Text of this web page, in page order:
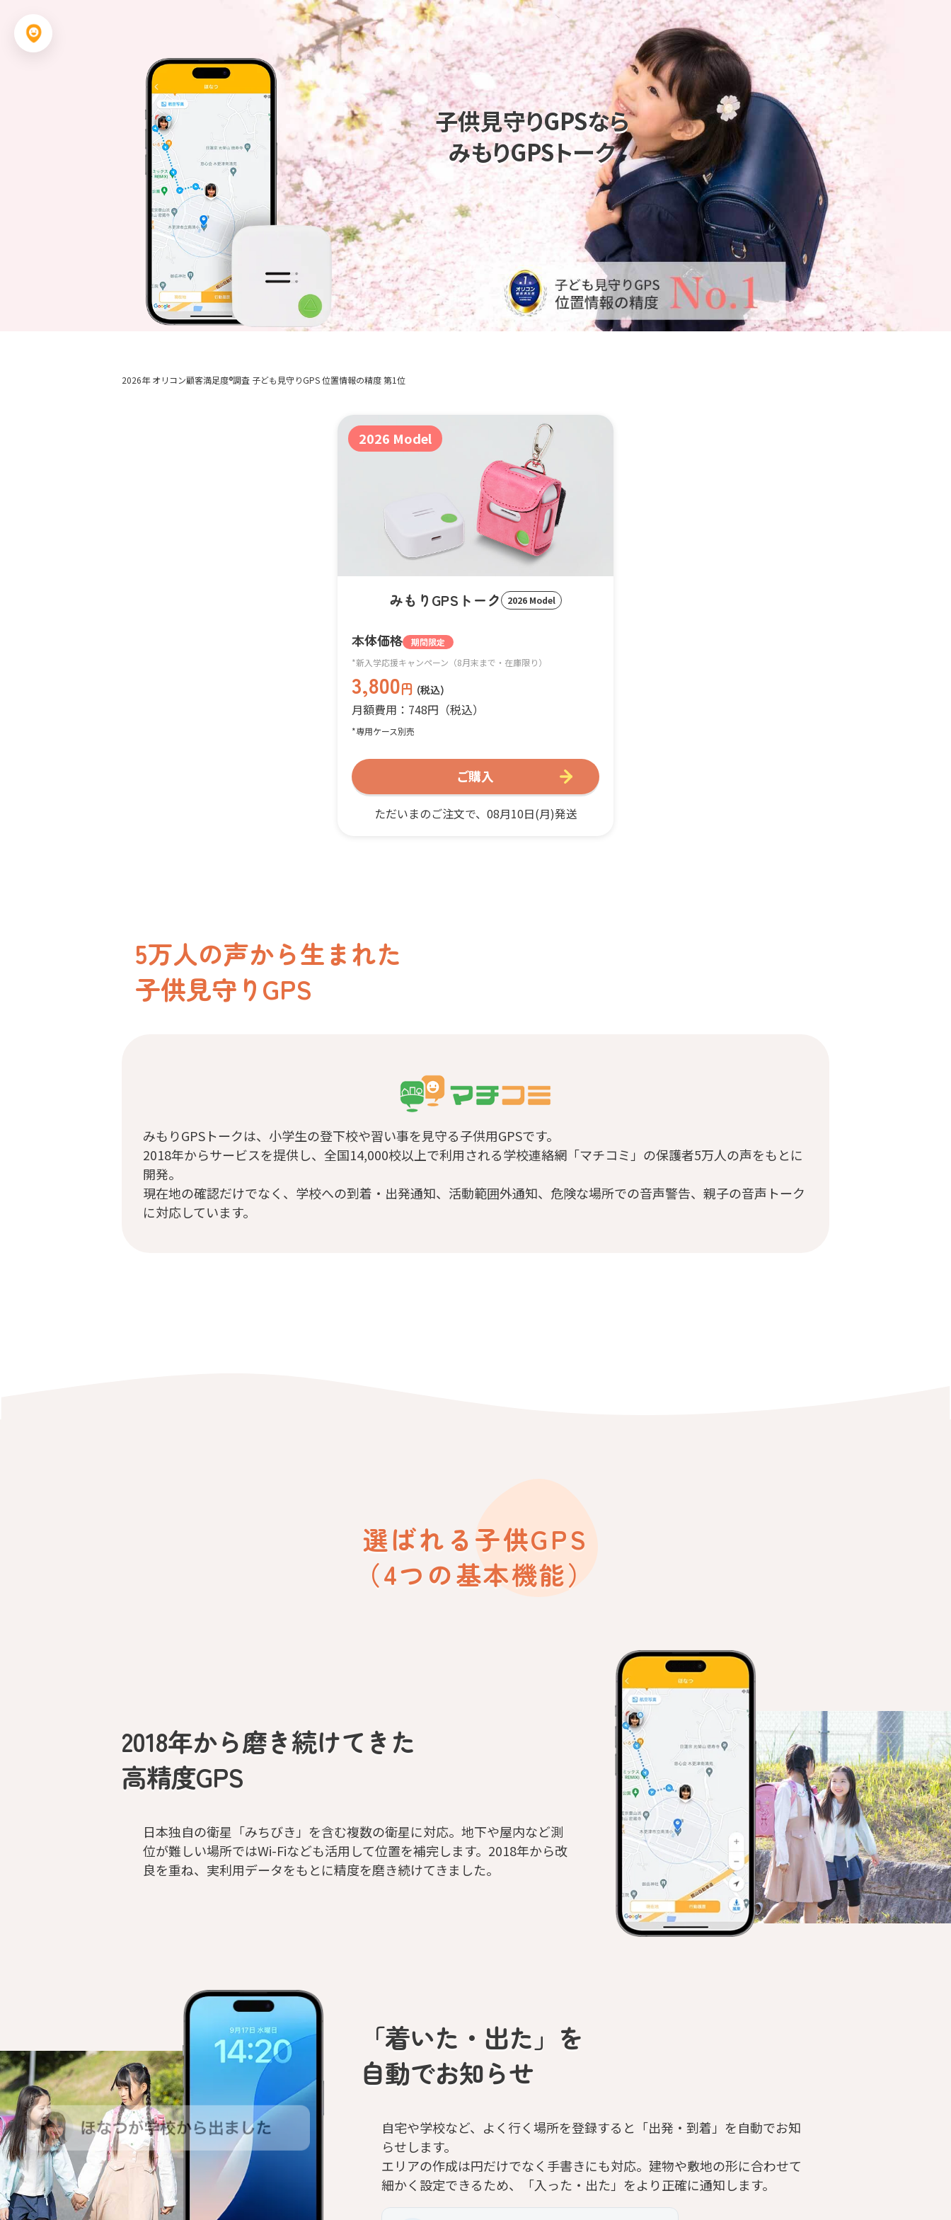
子供見守りGPSなら
みもりGPSトーク
2026年 オリコン顧客満足度®調査 子ども見守りGPS 位置情報の精度 第1位
みもりGPSトーク 2026 Model
本体価格
期間限定
*新入学応援キャンペーン（8月末まで・在庫限り）
3,800円 (税込)
月額費用：748円（税込）
*専用ケース別売
ご購入
ただいまのご注文で、08月10日(月)発送
5万人の声から生まれた
子供見守りGPS
みもりGPSトークは、小学生の登下校や習い事を見守る子供用GPSです。
2018年からサービスを提供し、全国14,000校以上で利用される学校連絡網「マチコミ」の保護者5万人の声をもとに
開発。
現在地の確認だけでなく、学校への到着・出発通知、活動範囲外通知、危険な場所での音声警告、親子の音声トーク
に対応しています。
選ばれる子供GPS
（4つの基本機能）
2018年から磨き続けてきた
高精度GPS
日本独自の衛星「みちびき」を含む複数の衛星に対応。地下や屋内など測
位が難しい場所ではWi-Fiなども活用して位置を補完します。2018年から改
良を重ね、実利用データをもとに精度を磨き続けてきました。
「着いた・出た」を
自動でお知らせ
自宅や学校など、よく行く場所を登録すると「出発・到着」を自動でお知
らせします。
エリアの作成は円だけでなく手書きにも対応。建物や敷地の形に合わせて
細かく設定できるため、「入った・出た」をより正確に通知します。